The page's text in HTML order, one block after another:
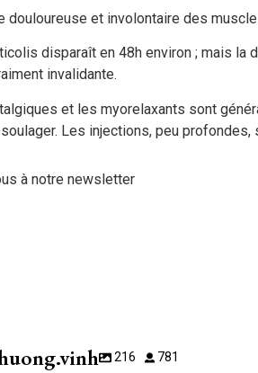
douloureuse et involontaire des
disparaît en 48h environ ; mais
invalidante.
et les myorelaxants sont
Les injections, peu
à notre newsletter
216 781